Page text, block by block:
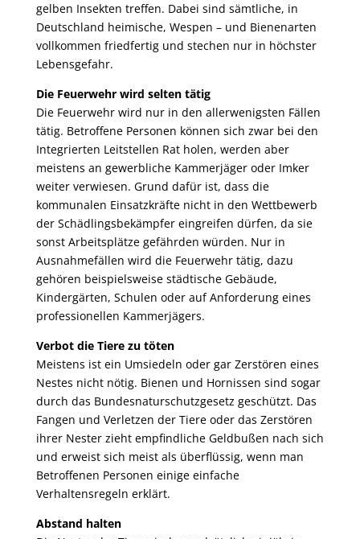
gelben Insekten treffen. Dabei sind sämtliche, in
Deutschland heimische, Wespen – und Bienenarten
vollkommen friedfertig und stechen nur in höchster
Lebensgefahr.
Die Feuerwehr wird selten tätig
Die Feuerwehr wird nur in den allerwenigsten Fällen
tätig. Betroffene Personen können sich zwar bei den
Integrierten Leitstellen Rat holen, werden aber
meistens an gewerbliche Kammerjäger oder Imker
weiter verwiesen. Grund dafür ist, dass die
kommunalen Einsatzkräfte nicht in den Wettbewerb
der Schädlingsbekämpfer eingreifen dürfen, da sie
sonst Arbeitsplätze gefährden würden. Nur in
Ausnahmefällen wird die Feuerwehr tätig, dazu
gehören beispielsweise städtische Gebäude,
Kindergärten, Schulen oder auf Anforderung eines
professionellen Kammerjägers.
Verbot die Tiere zu töten
Meistens ist ein Umsiedeln oder gar Zerstören eines
Nestes nicht nötig. Bienen und Hornissen sind sogar
durch das Bundesnaturschutzgesetz geschützt. Das
Fangen und Verletzen der Tiere oder das Zerstören
ihrer Nester zieht empfindliche Geldbußen nach sich
und erweist sich meist als überflüssig, wenn man
Betroffenen Personen einige einfache
Verhaltensregeln erklärt.
Abstand halten